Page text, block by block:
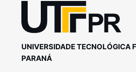
UNIVERSIDADE TECNOLÓGICA
PARANÁ